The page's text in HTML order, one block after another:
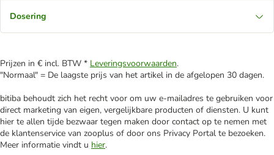
Dosering
Prijzen in € incl. BTW * Leveringsvoorwaarden.
"Normaal" = De laagste prijs van het artikel in de afgelopen 30 dagen.
bitiba behoudt zich het recht voor om uw e-mailadres te gebruiken voor
direct marketing van eigen, vergelijkbare producten of diensten. U kunt
hier te allen tijde bezwaar tegen maken door contact op te nemen met
de klantenservice van zooplus of door ons Privacy Portal te bezoeken.
Meer informatie vindt u hier.